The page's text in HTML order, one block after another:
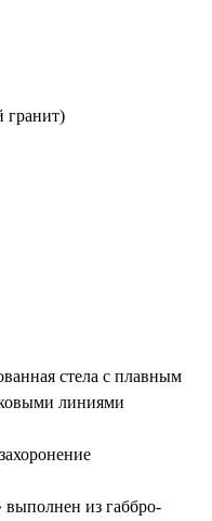
гранит)
стела с плавным
линиями
из габбро-